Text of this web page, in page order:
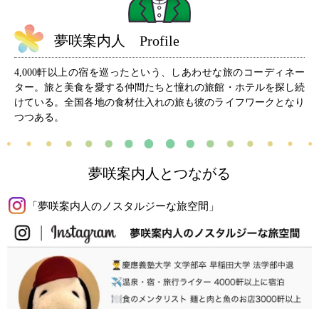
夢咲案内人 Profile
4,000軒以上の宿を巡ったという、しあわせな旅のコーディネー
ター。旅と美食を愛する仲間たちと憧れの旅館・ホテルを探し続
けている。全国各地の食材仕入れの旅も彼のライフワークとなり
つつある。
夢咲案内人とつながる
「夢咲案内人のノスタルジーな旅空間」